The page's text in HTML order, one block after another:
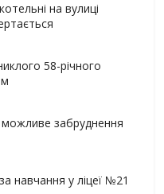
на вулиці
58-річного
забруднення
навчання у ліцеї №21